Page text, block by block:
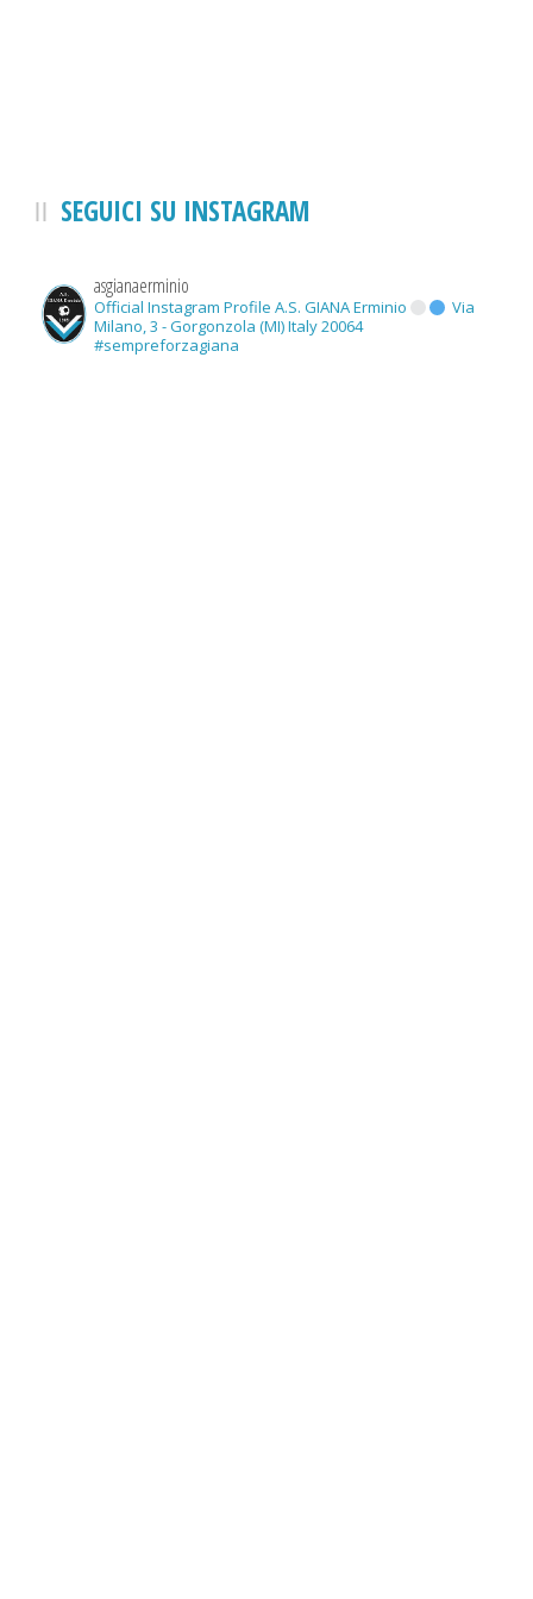
SEGUICI SU INSTAGRAM
asgianaerminio
Official Instagram Profile A.S. GIANA Erminio
Via
Milano, 3 - Gorgonzola (MI) Italy 20064
#sempreforzagiana